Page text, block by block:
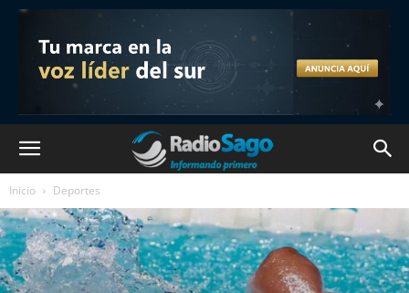
Inicio Deportes